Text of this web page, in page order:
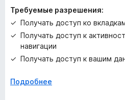
Требуемые разрешения:
Получать доступ ко
Получать доступ к
навигации
Получать доступ к вашим
Подробнее